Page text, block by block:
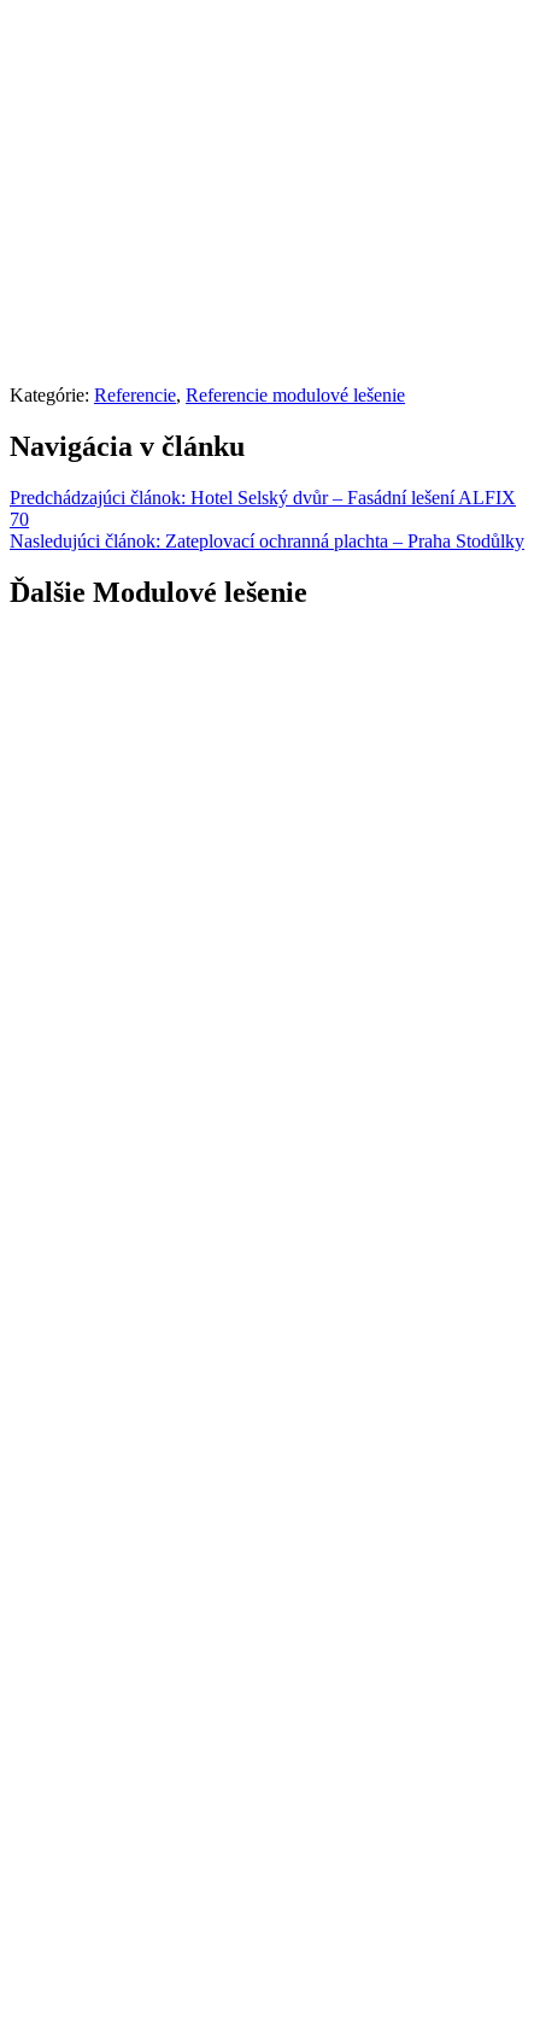
Kategórie: Referencie, Referencie modulové lešenie
Navigácia v článku
Predchádzajúci článok: Hotel Selský dvůr – Fasádní lešení ALFIX
70
Nasledujúci článok: Zateplovací ochranná plachta – Praha Stodůlky
Ďalšie Modulové lešenie